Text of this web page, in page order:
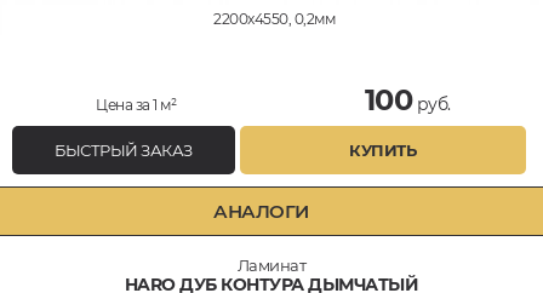
2200x4550, 0,2мм
Цена за 1 м² 100руб.
БЫСТРЫЙ ЗАКАЗ КУПИТЬ
АНАЛОГИ
Ламинат
HARO ДУБ КОНТУРА ДЫМЧАТЫЙ